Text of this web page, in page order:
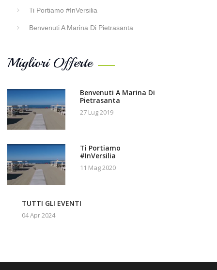
Ti Portiamo #InVersilia
Benvenuti A Marina Di Pietrasanta
Migliori Offerte
Benvenuti A Marina Di
Pietrasanta
27 Lug 2019
Ti Portiamo
#InVersilia
11 Mag 2020
TUTTI GLI EVENTI
04 Apr 2024